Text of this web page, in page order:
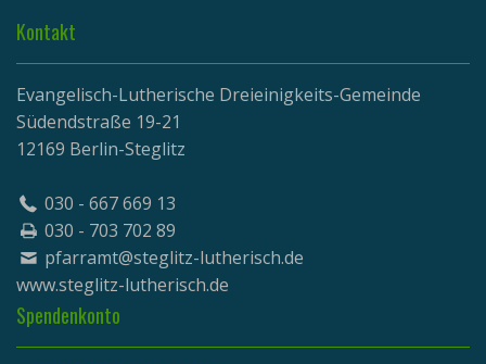
Kontakt
Evangelisch-Lutherische Dreieinigkeits-Gemeinde
Südendstraße 19-21
12169 Berlin-Steglitz
030 - 667 669 13
030 - 703 702 89
pfarramt@steglitz-lutherisch.de
www.steglitz-lutherisch.de
Spendenkonto